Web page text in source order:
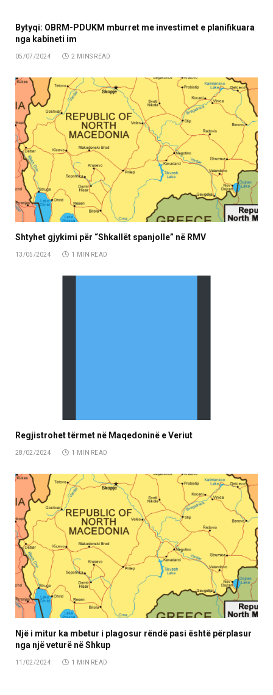
Bytyqi: OBRM-PDUKM mburret me investimet e planifikuara
nga kabineti im
05/07/2024 2 MINS READ
Shtyhet gjykimi për “Shkallët spanjolle” në RMV
13/05/2024 1 MIN READ
Regjistrohet tërmet në Maqedoninë e Veriut
28/02/2024 1 MIN READ
Një i mitur ka mbetur i plagosur rëndë pasi është përplasur
nga një veturë në Shkup
11/02/2024 1 MIN READ